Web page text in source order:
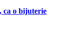
ca o bijuterie